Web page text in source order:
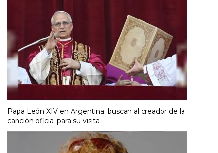
Papa León XIV en Argentina: buscan al creador de la
canción oficial para su visita